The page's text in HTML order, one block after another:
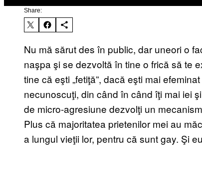
Share:
Nu mă sărut des în public, dar uneori o
naşpa şi se dezvoltă în tine o frică să te
tine că eşti „fetiţă”, dacă eşti mai
necunoscuţi, din când în când îţi mai iei
de micro-agresiune dezvolţi un
Plus că majoritatea prietenilor mei au
a lungul vieţii lor, pentru că sunt gay. Şi